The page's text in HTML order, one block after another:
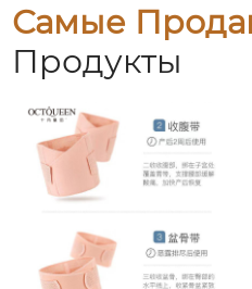
Самые
Продукты